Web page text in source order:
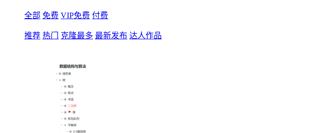
全部 免费 VIP免费 付费
推荐 热门 克隆最多 最新发布 达人作品